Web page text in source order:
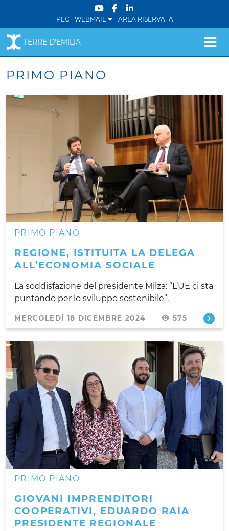
PEC WEBMAIL AREA RISERVATA
TERRE D'EMILIA
PRIMO PIANO
PRIMO PIANO
REGIONE, ISTITUITA LA DELEGA
ALL’ECONOMIA SOCIALE
La soddisfazione del presidente Milza: “L’UE ci sta
puntando per lo sviluppo sostenibile”.
MERCOLEDÌ 18 DICEMBRE 2024 575
PRIMO PIANO
GIOVANI IMPRENDITORI
COOPERATIVI, EDUARDO RAIA
PRESIDENTE REGIONALE